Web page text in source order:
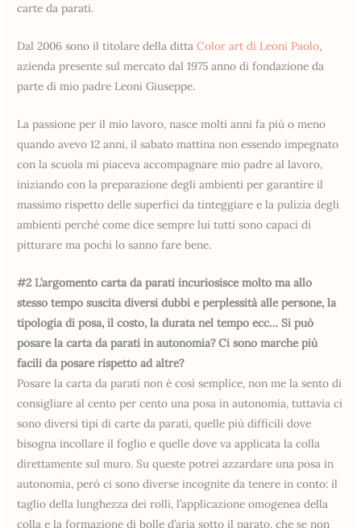
carte da parati.
Dal 2006 sono il titolare della dittaColor art di Leoni Paolo,
azienda presente sul mercato dal 1975 anno di fondazione da
parte di mio padre Leoni Giuseppe.
La passione per il mio lavoro, nasce molti anni fa più o meno
quando avevo 12 anni, il sabato mattina non essendo impegnato
con la scuola mi piaceva accompagnare mio padre al lavoro,
iniziando con la preparazione degli ambienti per garantire il
massimo rispetto delle superfici da tinteggiare e la pulizia degli
ambienti perché come dice sempre lui tutti sono capaci di
pitturare ma pochi lo sanno fare bene.
#2 L’argomento carta da parati incuriosisce molto ma allo
stesso tempo suscita diversi dubbi e perplessità alle persone, la
tipologia di posa, il costo, la durata nel tempo ecc… Si può
posare la carta da parati in autonomia? Ci sono marche più
facili da posare rispetto ad altre?
Posare la carta da parati non è così semplice, non me la sento di
consigliare al cento per cento una posa in autonomia, tuttavia ci
sono diversi tipi di carte da parati, quelle più difficili dove
bisogna incollare il foglio e quelle dove va applicata la colla
direttamente sul muro. Su queste potrei azzardare una posa in
autonomia, però ci sono diverse incognite da tenere in conto: il
taglio della lunghezza dei rolli, l’applicazione omogenea della
colla e la formazione di bolle d’aria sotto il parato, che se non